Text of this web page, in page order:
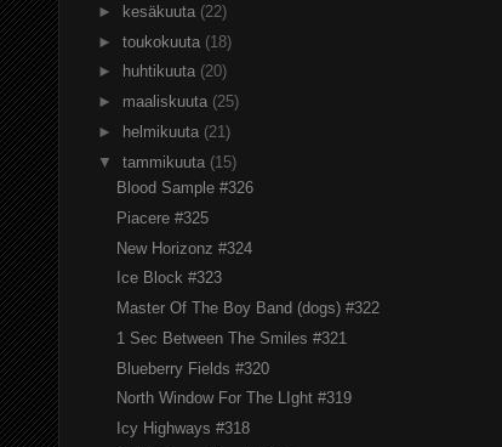
►
kesäkuuta (22)
► toukokuuta (18)
►
huhtikuuta (20)
► maaliskuuta (25)
►
helmikuuta (21)
▼ tammikuuta (15)
Blood Sample #326
Piacere #325
New Horizonz #324
Ice Block #323
Master Of The Boy Band (dogs) #322
1 Sec Between The Smiles #321
Blueberry Fields #320
North Window For The LIght #319
Icy Highways #318